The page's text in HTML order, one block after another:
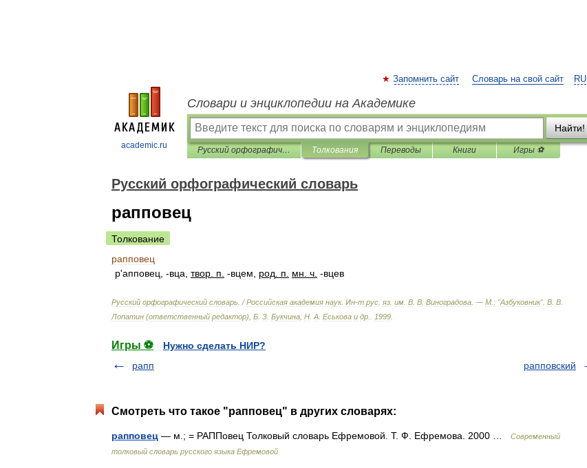
academic.ru
RU
Запомнить сайт Словарь на свой сайт
Словари и энциклопедии на Академике
Найти!
Русский орфографический словарь Толкования Переводы Книги Игры ⚽
Русский орфографический словарь
рапповец
Толкование
рапповец
р'апповец , -вца твор п -вцем род п мн ч -вцев
Русский орфографический словарь . /Российская академия наук. Ин-т рус яз им В В Виноградова . — М : "Азбуковник". В В
Лопатин (ответственный редактор), Б З Букчина Н А Еськова и др 1999
Игры ⚽
Нужно сделать НИР?
рапп
рапповский
Смотреть что такое "рапповец" в других словарях:
рапповец — м.; = РАППовец Толковый словарь Ефремовой. Т. Ф. Ефремова. 2000 …
Современный
толковый словарь русского языка Ефремовой